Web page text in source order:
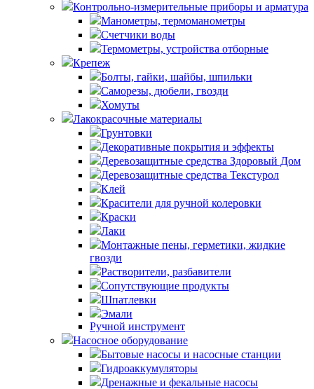
Контрольно-измерительные приборы и арматура
Манометры, термоманометры
Счетчики воды
Термометры, устройства отборные
Крепеж
Болты, гайки, шайбы, шпильки
Саморезы, дюбели, гвозди
Хомуты
Лакокрасочные материалы
Грунтовки
Декоративные покрытия и эффекты
Деревозащитные средства Здоровый Дом
Деревозащитные средства Текстурол
Клей
Красители для ручной колеровки
Краски
Лаки
Монтажные пены, герметики, жидкие
гвозди
Растворители, разбавители
Сопутствующие продукты
Шпатлевки
Эмали
Ручной инструмент
Насосное оборудование
Бытовые насосы и насосные станции
Гидроаккумуляторы
Дренажные и фекальные насосы